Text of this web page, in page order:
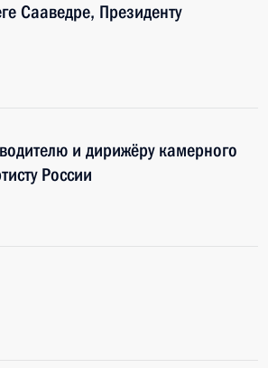
Сааведре, Президенту
и дирижёру камерного
России